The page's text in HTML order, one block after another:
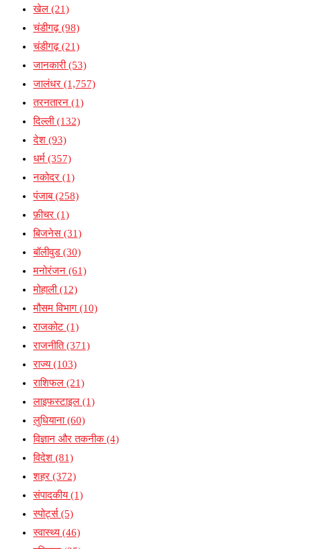
खेल (21)
चंडीगढ़(98)
चंडीगढ़(21)
जानकारी(53)
जालंधर (1,757)
तरनतारन (1)
दिल्ली(132)
देश (93)
धर्म (357)
नकोदर (1)
पंजाब(258)
फ़ीचर (1)
बिजनेस(31)
बॉलीवुड(30)
मनोरंजन (61)
मोहाली(12)
मौसम विभाग (10)
राजकोट (1)
राजनीति(371)
राज्य(103)
राशिफल (21)
लाइफस्टाइल (1)
लुधियाना(60)
विज्ञान और तकनीक(4)
विदेश (81)
शहर (372)
संपादकीय(1)
स्पोर्ट्स(5)
स्वास्थ्य(46)